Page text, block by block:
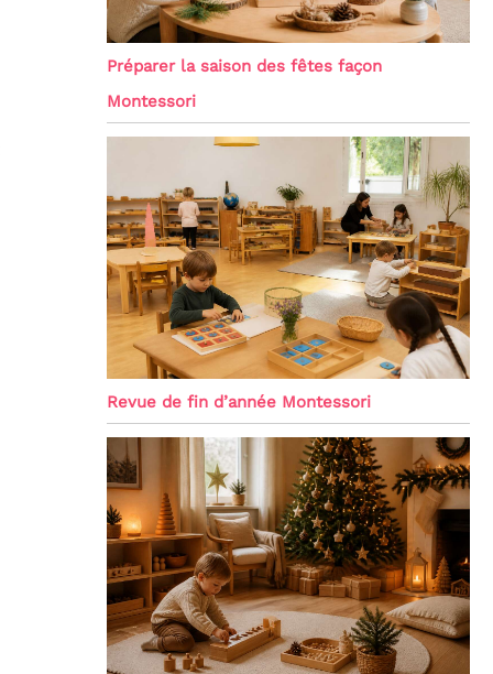
Préparer la saison des fêtes façon
Montessori
Revue de fin d’année Montessori